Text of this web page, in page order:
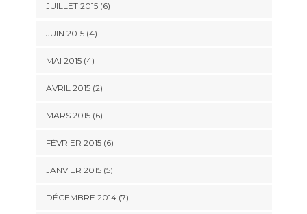
JUILLET 2015(6)
JUIN 2015(4)
MAI 2015(4)
AVRIL 2015(2)
MARS 2015(6)
FÉVRIER 2015(6)
JANVIER 2015(5)
DÉCEMBRE 2014(7)